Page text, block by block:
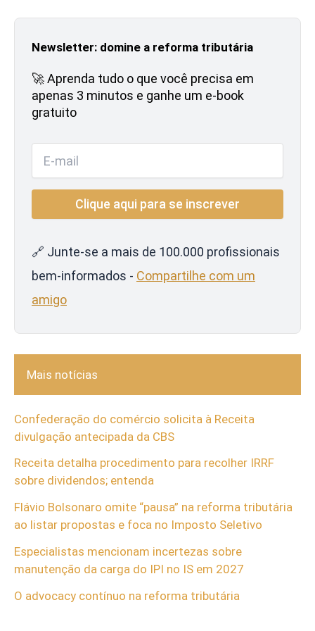
Newsletter: domine a reforma tributária
🚀 Aprenda tudo o que você precisa em
apenas 3 minutos e ganhe um e-book
gratuito
🔗 Junte-se a mais de 100.000 profissionais
bem-informados - Compartilhe com um
amigo
Mais notícias
Confederação do comércio solicita à Receita
divulgação antecipada da CBS
Receita detalha procedimento para recolher IRRF
sobre dividendos; entenda
Flávio Bolsonaro omite “pausa” na reforma tributária
ao listar propostas e foca no Imposto Seletivo
Especialistas mencionam incertezas sobre
manutenção da carga do IPI no IS em 2027
O advocacy contínuo na reforma tributária